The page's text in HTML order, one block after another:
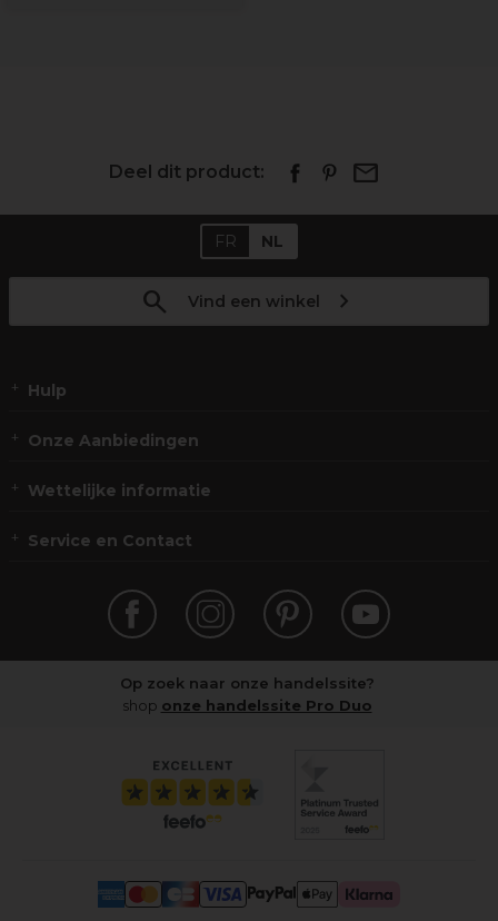
Deel dit product:
FR NL
Vind een winkel
Hulp
Onze Aanbiedingen
Wettelijke informatie
Service en Contact
Op zoek naar onze handelssite?
shop onze handelssite Pro Duo